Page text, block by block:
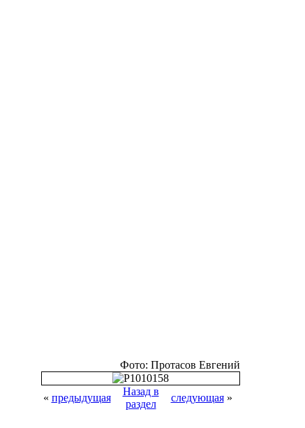
Фото: Протасов Евгений
« предыдущая
Назад в
раздел
следующая»